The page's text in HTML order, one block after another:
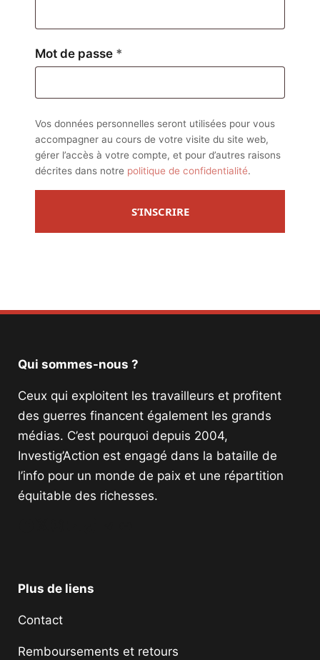
Mot de passe *
Vos données personnelles seront utilisées pour vous
accompagner au cours de votre visite du site web,
gérer l’accès à votre compte, et pour d’autres raisons
décrites dans notre politique de confidentialité.
S’INSCRIRE
Qui sommes-nous ?
Ceux qui exploitent les travailleurs et profitent
des guerres financent également les grands
médias. C’est pourquoi depuis 2004,
Investig’Action est engagé dans la bataille de
l’info pour un monde de paix et une répartition
équitable des richesses.
Plus de liens
Contact
Remboursements et retours